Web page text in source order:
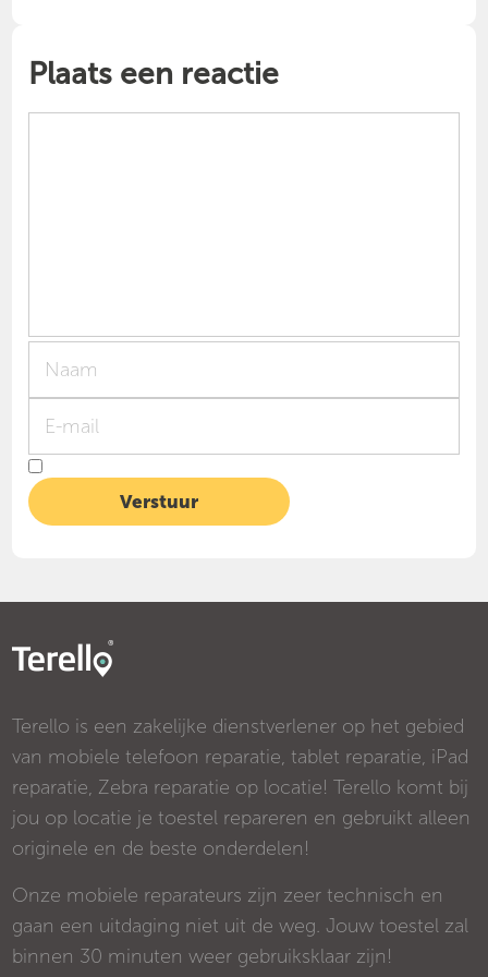
Plaats een reactie
Terello is een zakelijke dienstverlener op het gebied
van mobiele telefoon reparatie, tablet reparatie, iPad
reparatie, Zebra reparatie op locatie! Terello komt bij
jou op locatie je toestel repareren en gebruikt alleen
originele en de beste onderdelen!
Onze mobiele reparateurs zijn zeer technisch en
gaan een uitdaging niet uit de weg. Jouw toestel zal
binnen 30 minuten weer gebruiksklaar zijn!